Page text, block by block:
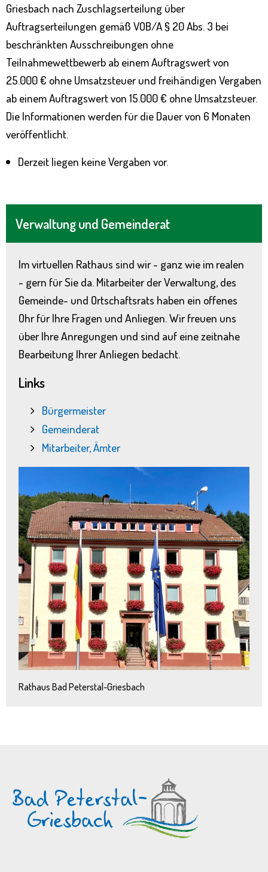
Verwaltung und Gemeinderat
Im virtuellen Rathaus sind wir - ganz wie im realen
- gern für Sie da. Mitarbeiter der Verwaltung, des
Gemeinde- und Ortschaftsrats haben ein offenes
Ohr für Ihre Fragen und Anliegen. Wir freuen uns
über Ihre Anregungen und sind auf eine zeitnahe
Bearbeitung Ihrer Anliegen bedacht.
Links
Bürgermeister
Gemeinderat
Mitarbeiter, Ämter
Rathaus Bad Peterstal-Griesbach
Griesbach nach Zuschlagserteilung über
Auftragserteilungen gemäß VOB/A § 20 Abs. 3 bei
beschränkten Ausschreibungen ohne
Teilnahmewettbewerb ab einem Auftragswert von
25.000 € ohne Umsatzsteuer und freihändigen Vergaben
ab einem Auftragswert von 15.000 € ohne Umsatzsteuer.
Die Informationen werden für die Dauer von 6 Monaten
veröffentlicht.
Derzeit liegen keine Vergaben vor.